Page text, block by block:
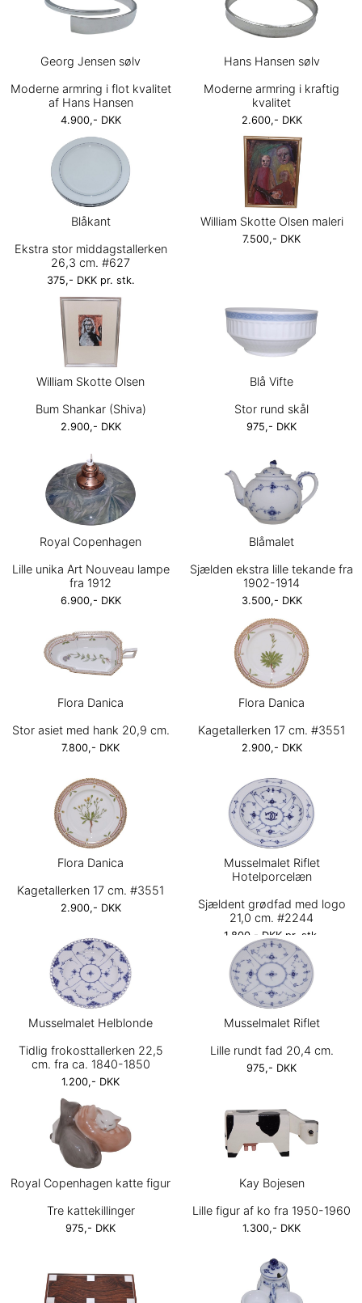
Georg Jensen sølv
Moderne armring i flot kvalitet
af Hans Hansen
4.900,- DKK
Hans Hansen sølv
Moderne armring i kraftig
kvalitet
2.600,- DKK
Blåkant
Ekstra stor middagstallerken
26,3 cm. #627
375,- DKK pr. stk.
William Skotte Olsen maleri
7.500,- DKK
William Skotte Olsen
Bum Shankar (Shiva)
2.900,- DKK
Blå Vifte
Stor rund skål
975,- DKK
Royal Copenhagen
Lille unika Art Nouveau lampe
fra 1912
6.900,- DKK
Blåmalet
Sjælden ekstra lille tekande fra
1902-1914
3.500,- DKK
Flora Danica
Stor asiet med hank 20,9 cm.
7.800,- DKK
Flora Danica
Kagetallerken 17 cm. #3551
2.900,- DKK
Flora Danica
Kagetallerken 17 cm. #3551
2.900,- DKK
Musselmalet Riflet
Hotelporcelæn
Sjældent grødfad med logo
21,0 cm. #2244
1.800,- DKK pr. stk.
Musselmalet Helblonde
Tidlig frokosttallerken 22,5
cm. fra ca. 1840-1850
1.200,- DKK
Musselmalet Riflet
Lille rundt fad 20,4 cm.
975,- DKK
Royal Copenhagen katte figur
Tre kattekillinger
975,- DKK
Kay Bojesen
Lille figur af ko fra 1950-1960
1.300,- DKK